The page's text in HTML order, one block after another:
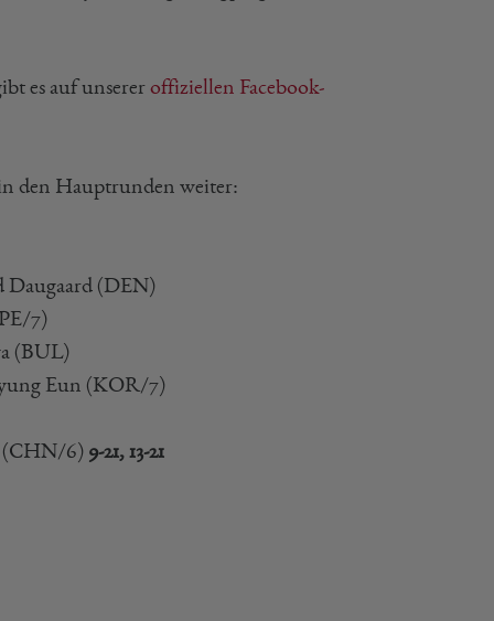
es auf unserer offiziellen Facebook-
den Hauptrunden weiter:
Daugaard (DEN)
7)
(BUL)
Eun (KOR/7)
(CHN/6) 9-21, 13-21